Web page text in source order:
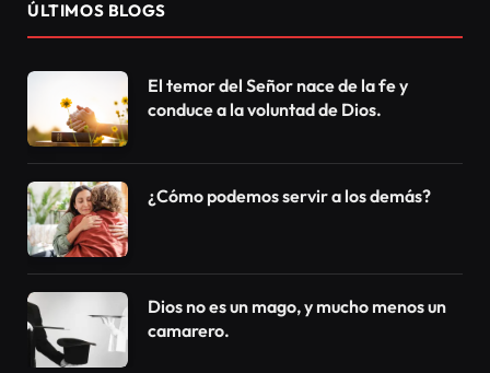
ÚLTIMOS BLOGS
El temor del Señor nace de la fe y
conduce a la voluntad de Dios.
¿Cómo podemos servir a los demás?
Dios no es un mago, y mucho menos un
camarero.